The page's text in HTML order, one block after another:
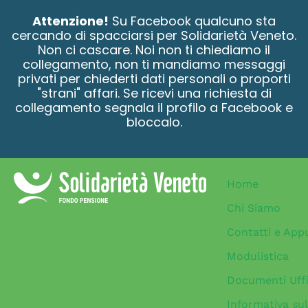
Attenzione! Su Facebook qualcuno sta
cercando di spacciarsi per Solidarietà Veneto.
Non ci cascare. Noi non ti chiediamo il
collegamento, non ti mandiamo messaggi
privati per chiederti dati personali o proporti
"strani" affari. Se ricevi una richiesta di
collegamento segnala il profilo a Facebook e
bloccalo.
Home
Chi Siamo
Contatti e
Modulistica
Documenti
Informativa